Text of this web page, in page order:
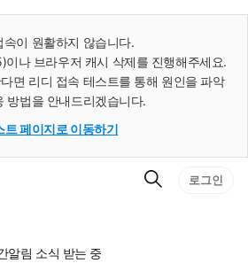
속이 원활하지 않습니다.
이나 브라우저 캐시 삭제를 진행해주세요.
면 리디 접속 테스트를 통해 원인을 파악
방법을 안내드리겠습니다.
트 페이지로 이동하기
검
로그인
알림 소식 받는 중